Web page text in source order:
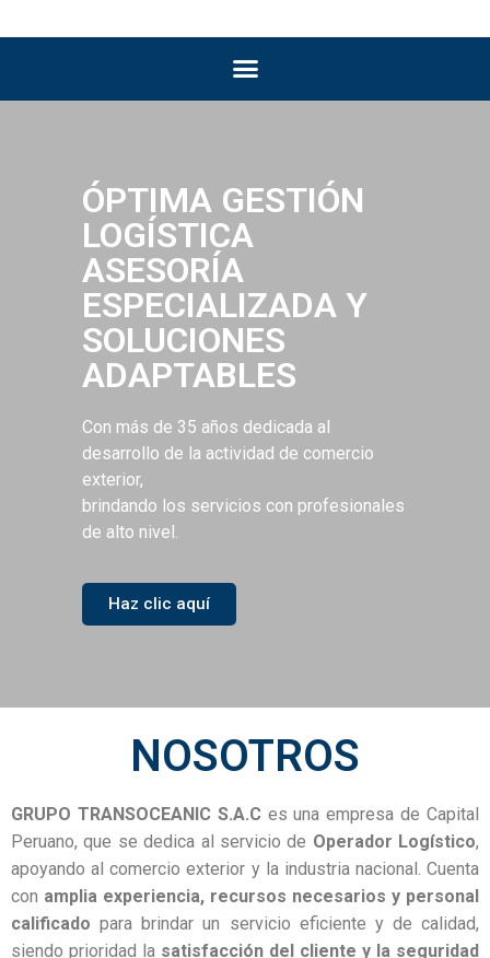
ÓPTIMA GESTIÓN
LOGÍSTICA
ASESORÍA
ESPECIALIZADA Y
SOLUCIONES
ADAPTABLES
Con más de 35 años dedicada al
desarrollo de la actividad de comercio
exterior,
brindando los servicios con profesionales
de alto nivel.
Haz clic aquí
NOSOTROS
GRUPO TRANSOCEANIC S.A.Ces una empresa de Capital
Peruano, que se dedica al servicio de Operador Logístico,
apoyando al comercio exterior y la industria nacional. Cuenta
con amplia experiencia, recursos necesarios y personal
calificado para brindar un servicio eficiente y de calidad,
siendo prioridad la satisfacción del cliente y la seguridad